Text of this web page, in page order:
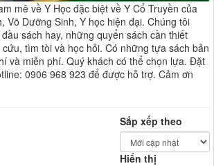
mê về Y Học đặc biệt về Y Cổ Truyền của
Võ Dưỡng Sinh, Y học hiện đại. Chúng tôi
sách hay, những quyển sách cần thiết
tìm tòi và học hỏi. Có những tựa sách bản
và miễn phí. Quý khách có thể chọn lựa. Đặt
0906 968 923 để được hỗ trợ. Cảm ơn
Sắp xếp theo
Hiển thị